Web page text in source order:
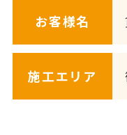
お客様名
施工エリア